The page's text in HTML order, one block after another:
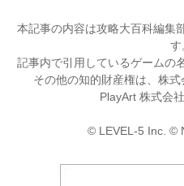
本記事の内容は攻略大百科編集
す
記事内で引用しているゲームの
その他の知的財産権は、株
PlayArt 株式会
© LEVEL-5 Inc. ©